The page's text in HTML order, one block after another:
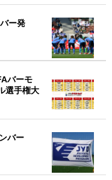
ー発
バーモ
選手権大
バー